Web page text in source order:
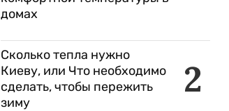
домах
2
Сколько тепла нужно
Киеву, или Что необходимо
сделать, чтобы пережить
зиму